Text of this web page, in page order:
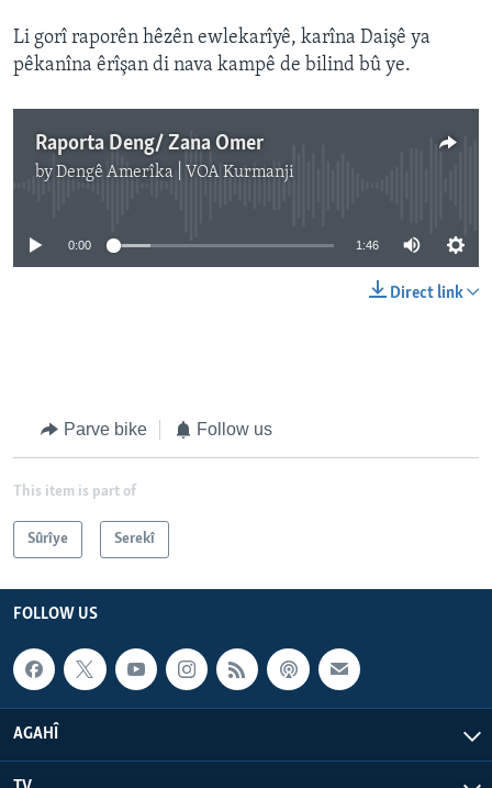
Li gorî raporên hêzên ewlekarîyê, karîna Daişê ya
pêkanîna êrîşan di nava kampê de bilind bû ye.
Raporta Deng/ Zana Omer
byDengê Amerîka | VOA Kurmanji
No media source currently available
0:00 1:46
Direct link
Parve bike Follow us
This item is part of
Sûrîye Serekî
FOLLOW US
AGAHÎ